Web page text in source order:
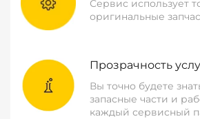
Сервис использует
оригинальные
Прозрачность
Вы точно будете
запасные части и
каждый сервисный